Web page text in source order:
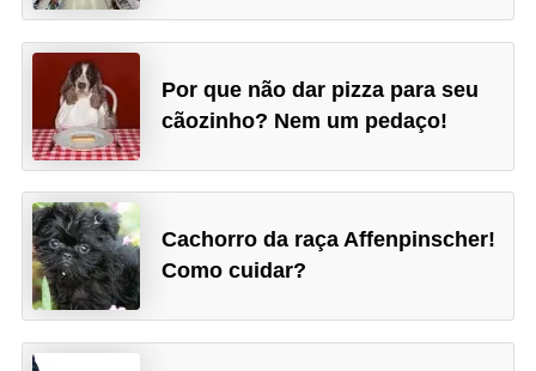
Por que não dar pizza para seu
cãozinho? Nem um pedaço!
Cachorro da raça Affenpinscher!
Como cuidar?
t
i
m
a
ç
ã
o
A
n
i